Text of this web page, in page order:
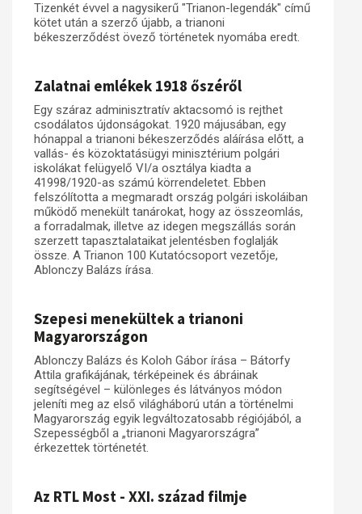
Tizenkét évvel a nagysikerű "Trianon-legendák" című
kötet után a szerző újabb, a trianoni
békeszerződést övező történetek nyomába eredt.
Zalatnai emlékek 1918 őszéről
Egy száraz adminisztratív aktacsomó is rejthet
csodálatos újdonságokat. 1920 májusában, egy
hónappal a trianoni békeszerződés aláírása előtt, a
vallás- és közoktatásügyi minisztérium polgári
iskolákat felügyelő VI/a osztálya kiadta a
41998/1920-as számú körrendeletet. Ebben
felszólította a megmaradt ország polgári iskoláiban
működő menekült tanárokat, hogy az összeomlás,
a forradalmak, illetve az idegen megszállás során
szerzett tapasztalataikat jelentésben foglalják
össze. A Trianon 100 Kutatócsoport vezetője,
Ablonczy Balázs írása.
Szepesi menekültek a trianoni
Magyarországon
Ablonczy Balázs és Koloh Gábor írása – Bátorfy
Attila grafikájának, térképeinek és ábráinak
segítségével – különleges és látványos módon
jeleníti meg az első világháború után a történelmi
Magyarország egyik legváltozatosabb régiójából, a
Szepességből a „trianoni Magyarországra”
érkezettek történetét.
Az RTL Most - XXI. század filmje